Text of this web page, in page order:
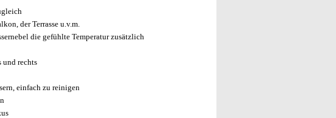
der Terrasse u.v.m.
die gefühlte Temperatur zusätzlich
und rechts
einfach zu reinigen